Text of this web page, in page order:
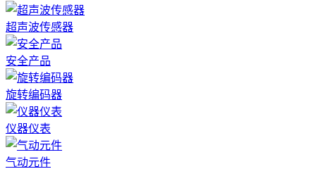
超声波传感器
安全产品
旋转编码器
仪器仪表
气动元件